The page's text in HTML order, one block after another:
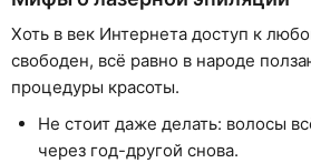
Хоть в век Интернета доступ к
свободен, всё равно в народе
процедуры красоты.
Не стоит даже делать: волосы
через год-другой снова.